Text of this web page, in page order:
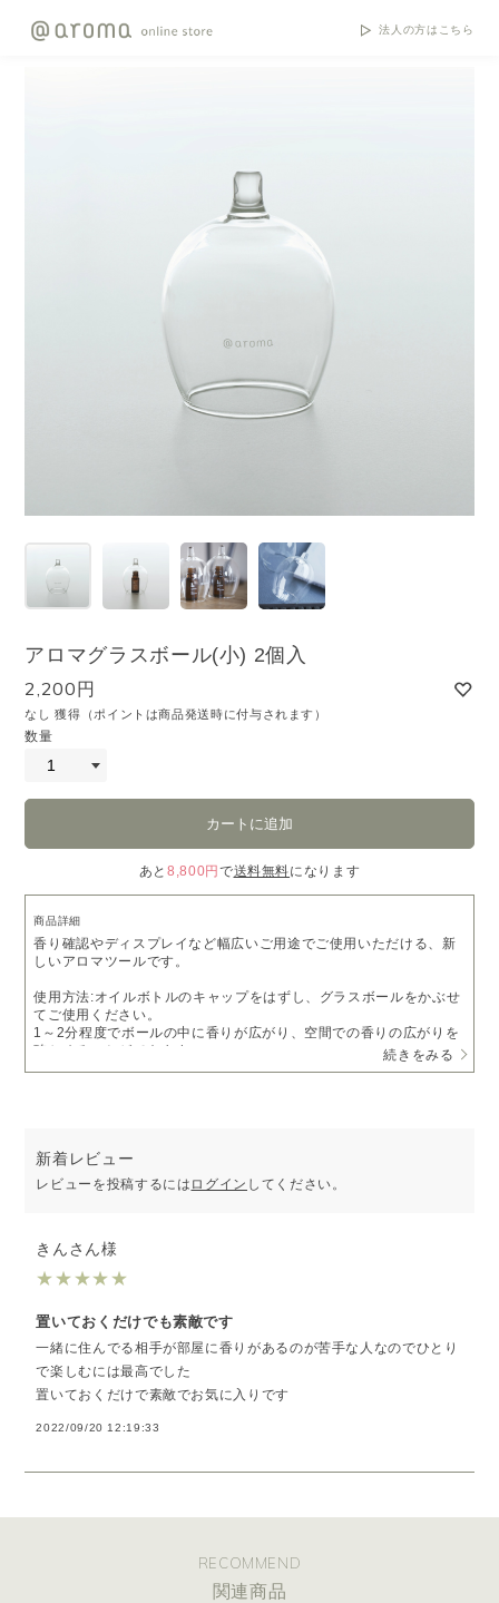
法人の方はこちら
アロマグラスボール(小) 2個入
2,200円
なし 獲得（ポイントは商品発送時に付与されます）
数量
あと8,800円 で送料無料になります
商品詳細
香り確認やディスプレイなど幅広いご用途でご使用いただける、新
しいアロマツールです。
使用方法:オイルボトルのキャップをはずし、グラスボールをかぶせ
てご使用ください。
1～2分程度でボールの中に香りが広がり、空間での香りの広がりを
確かめることができます。
◆インテリアに映えるフォルム
繊細で高級感のあるフォルムが特徴のグラスボールは、お部屋に置
る香りを感じてください。
内容:アロマグラスボール(2個)
続きをみる
新着レビュー
レビューを投稿するには ログイン してください。
きんさん様
★★★★★
置いておくだけでも素敵です
一緒に住んでる相手が部屋に香りがあるのが苦手な人なのでひとり
で楽しむには最高でした
置いておくだけで素敵でお気に入りです
2022/09/20 12:19:33
RECOMMEND
関連商品